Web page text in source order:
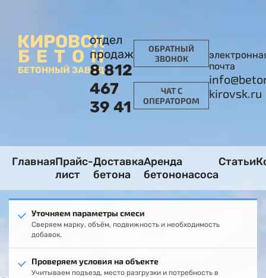
КИРОВСК
БЕТОН
БЕТОННЫЙ ЗАВОД
отдел
продаж
8 812
467
39 41
ОБРАТНЫЙ
ЗВОНОК
ЧАТ С
ОПЕРАТОРОМ
почта
kirovsk.ru
ГлавнаяПрайс-
лист
Доставка
бетона
Аренда
бетононасоса
Статьи
Уточняем параметры смеси
Сверяем марку, объём, подвижность и необходимость
добавок.
Проверяем условия на объекте
Учитываем подъезд, место разгрузки и потребность в